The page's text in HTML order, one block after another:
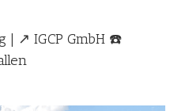
| ↗️ IGCP GmbH ☎️